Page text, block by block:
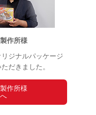
作所様
ジナルパッケージ
だきました。
作所様